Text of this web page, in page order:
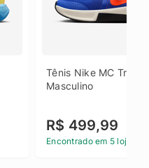
Tênis Nike MC
Masculino
R$ 499,99
Encontrado em 5 lojas